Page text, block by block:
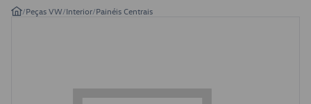
/Peças VW/Interior/Painéis Centrais